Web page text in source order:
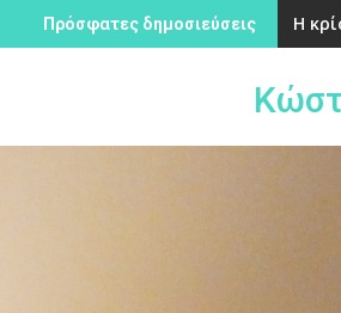
Πρόσφατες δημοσιεύσεις Η